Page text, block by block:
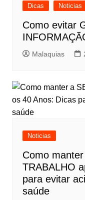
Dicas Noticias
Como evitar
Malaquias
Noticias
Como
TRABALHO
para evitar
saúde